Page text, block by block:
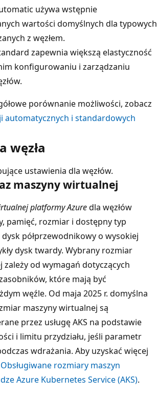
używa wstępnie
wartości domyślnych dla typowych
z węzłem.
zapewnia większą elastyczność
konfigurowaniu i zarządzaniu
porównanie możliwości, zobacz
automatycznych i standardowych
węzła
ustawienia dla węzłów.
maszyny wirtualnej
platformy Azuredla węzłów
pamięć, rozmiar i dostępny typ
półprzewodnikowy o wysokiej
dysk twardy. Wybrany rozmiar
zależy od wymagań dotyczących
które mają być
węźle. Od maja 2025 r. domyślna
maszyny wirtualnej są
przez usługę AKS na podstawie
i limitu przydziału, jeśli parametr
wdrażania. Aby uzyskać więcej
Obsługiwane rozmiary maszyn
Azure Kubernetes Service (AKS).